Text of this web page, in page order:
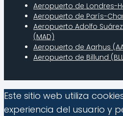
Aeropuerto de Londres-
Aeropuerto de Parí­s-
Aeropuerto Adolfo
(MAD)
Aeropuerto de Aarhus
Aeropuerto de Billund
Este sitio web utiliza
experiencia del usuario y